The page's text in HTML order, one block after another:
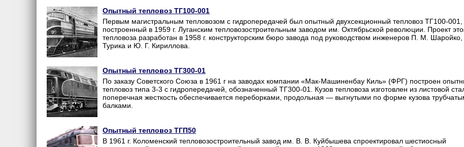
Опытный тепловоз ТГ100-001
Первым магистральным тепловозом с гидропередачей был опытный двухсекционный тепловоз ТГ100-001,
построенный в 1959 г. Луганским тепловозостроительным заводом им. Октябрьской революции. Проект
тепловоза разработан в 1958 г. конструкторским бюро завода под руководством инженеров П. М.
Турика и Ю. Г. Кириллова.
Опытный тепловоз ТГ300-01
По заказу Советского Союза в 1961 г на заводах компании «Мак-Машиненбау Киль» (ФРГ) построен
тепловоз типа 3-3 с гидропередачей, обозначенный ТГ300-01. Кузов тепловоза изготовлен из листовой
поперечная жесткость обеспечивается переборками, продольная — выгнутыми по форме кузова
балками.
Опытный тепловоз ТГП50
В 1961 г. Коломенский тепловозостроительный завод им. В. В. Куйбышева спроектировал шестиосный